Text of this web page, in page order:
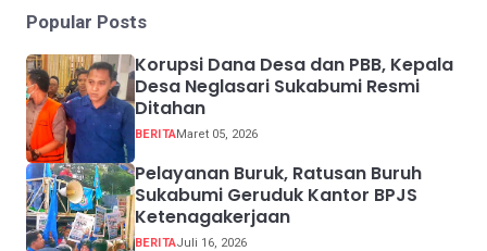
Popular Posts
Korupsi Dana Desa dan PBB, Kepala
Desa Neglasari Sukabumi Resmi
Ditahan
BERITAMaret 05, 2026
Pelayanan Buruk, Ratusan Buruh
Sukabumi Geruduk Kantor BPJS
Ketenagakerjaan
BERITAJuli 16, 2026